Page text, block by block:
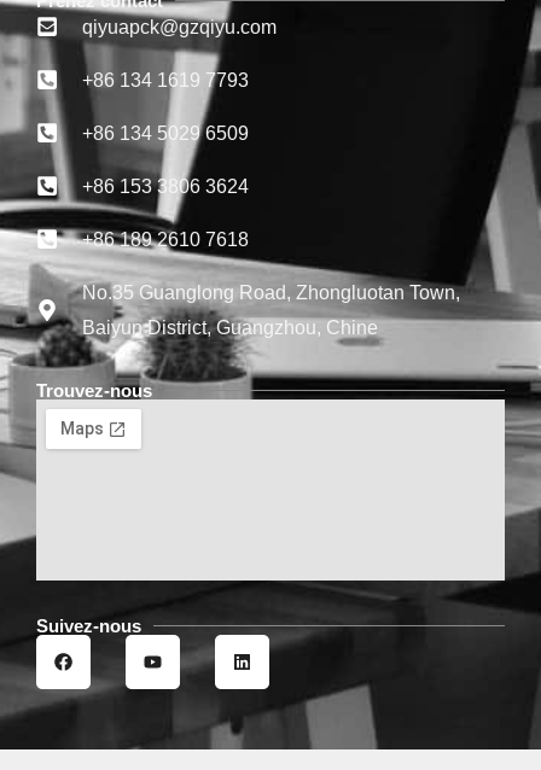
qiyuapck@gzqiyu.com
+86 134 1619 7793
+86 134 5029 6509
+86 153 3806 3624
+86 189 2610 7618
No.35 Guanglong Road, Zhongluotan Town,
Baiyun District, Guangzhou, Chine
Trouvez-nous
Suivez-nous
a
e
o
o
e
i
e
d
i